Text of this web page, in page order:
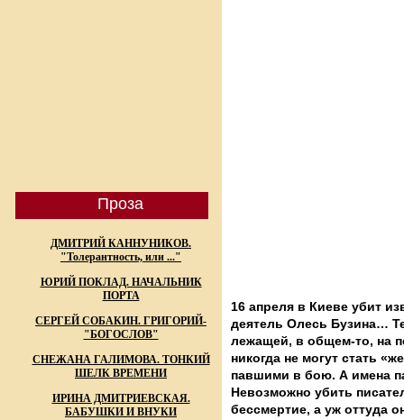
Проза
ДМИТРИЙ КАННУНИКОВ.
"Толерантность, или ..."
ЮРИЙ ПОКЛАД. НАЧАЛЬНИК
ПОРТА
СЕРГЕЙ СОБАКИН. ГРИГОРИЙ-
"БОГОСЛОВ"
СНЕЖАНА ГАЛИМОВА. ТОНКИЙ
ШЕЛК ВРЕМЕНИ
ИРИНА ДМИТРИЕВСКАЯ.
БАБУШКИ И ВНУКИ
16 апреля в Киеве убит
деятель Олесь Бузина…
лежащей, в общем-то, на
никогда не могут стать
павшими в бою. А имена
Невозможно убить
бессмертие, а уж оттуда